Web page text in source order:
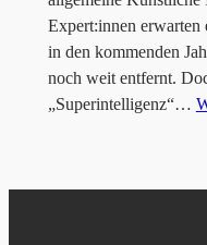
Expert:innen erwarten
in den kommenden
noch weit entfernt.
„Superintelligenz“…